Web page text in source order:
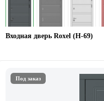
Входная дверь Roxel (Н-69)
Под заказ